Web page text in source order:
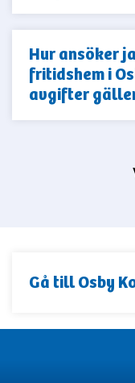
Hur ansöker
fritidshem i
avgifter
Gå tillOsby